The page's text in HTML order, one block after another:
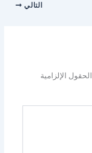
التالي
الحقول الإلزامية